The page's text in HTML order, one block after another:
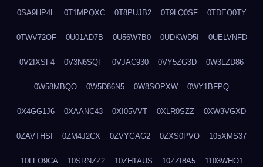
0SA9HP4L 0T1MPQXC 0T8PUJB2 0T9LQ0SF 0TDEQ0TY
0TWV72OF 0U01AD7B 0U56W7B0 0UDKWD5I 0UELVNFD
0V2IXSF4 0V3N6SQF 0VJAC930 0VY5ZG3D 0W3LZD86
0W58MBQO 0W5D86N5 0W8SOPXW 0WY1BFPQ
0X4GG1J6 0XAANC43 0XI05VVT 0XLR0SZZ 0XW3VGXD
0ZAVTHSI 0ZM4J2CX 0ZVYGAG2 0ZXS0PVO 105XMS37
10LFO9CA 10SRNZZ2 10ZH1AUS 10ZZI8A5 1103WHO1